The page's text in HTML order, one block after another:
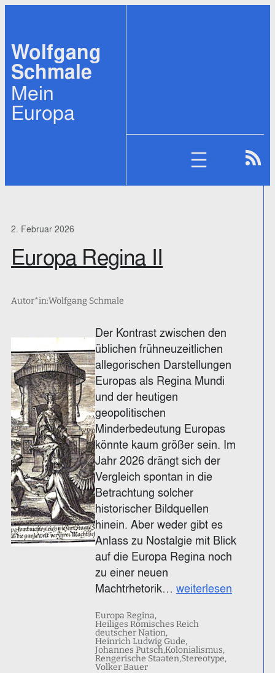
springen
Wolfgang
Schmale
Mein
Europa
2. Februar 2026
Europa Regina II
Autor*in:Wolfgang Schmale
Der Kontrast zwischen den
üblichen frühneuzeitlichen
allegorischen Darstellungen
Europas als Regina Mundi
und der heutigen
geopolitischen
Minderbedeutung Europas
könnte kaum größer sein. Im
Jahr 2026 drängt sich der
Vergleich spontan in die
Betrachtung solcher
historischer Bildquellen
hinein. Aber weder gibt es
Anlass zu Nostalgie mit Blick
auf die Europa Regina noch
zu einer neuen
Machtrhetorik…weiterlesen
Europa Regina
Heiliges Römisches Reich
deutscher Nation
Heinrich Ludwig Gude
Johannes PutschKolonialismus
Rengerische Staaten Stereotype
Volker Bauer